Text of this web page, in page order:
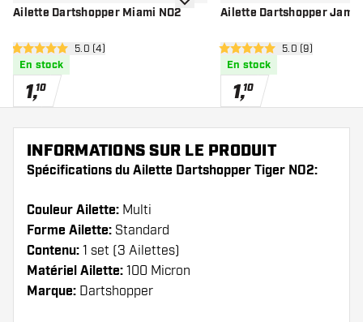
Ailette Dartshopper Miami NO2
ouvrir le panneau des avis
5 étoiles de notation
5.0 (4)
En stock
1,10
ajouter à la liste de souhaits
Ailette Dartshopper
ouvrir le
5 étoiles de notation
5.0 (9)
En stock
1,10
INFORMATIONS SUR LE PRODUIT
Spécifications du Ailette Dartshopper Tiger NO2:
Couleur Ailette: Multi
Forme Ailette: Standard
Contenu: 1 set (3 Ailettes)
Matériel Ailette: 100 Micron
Marque: Dartshopper